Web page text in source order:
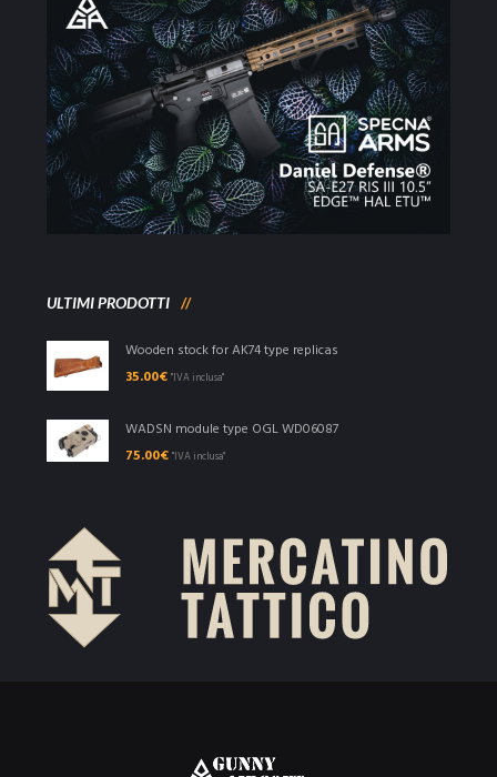
ULTIMI PRODOTTI
Wooden stock for AK74 type replicas
35.00€ "IVA inclusa"
WADSN module type OGL WD06087
75.00€ "IVA inclusa"